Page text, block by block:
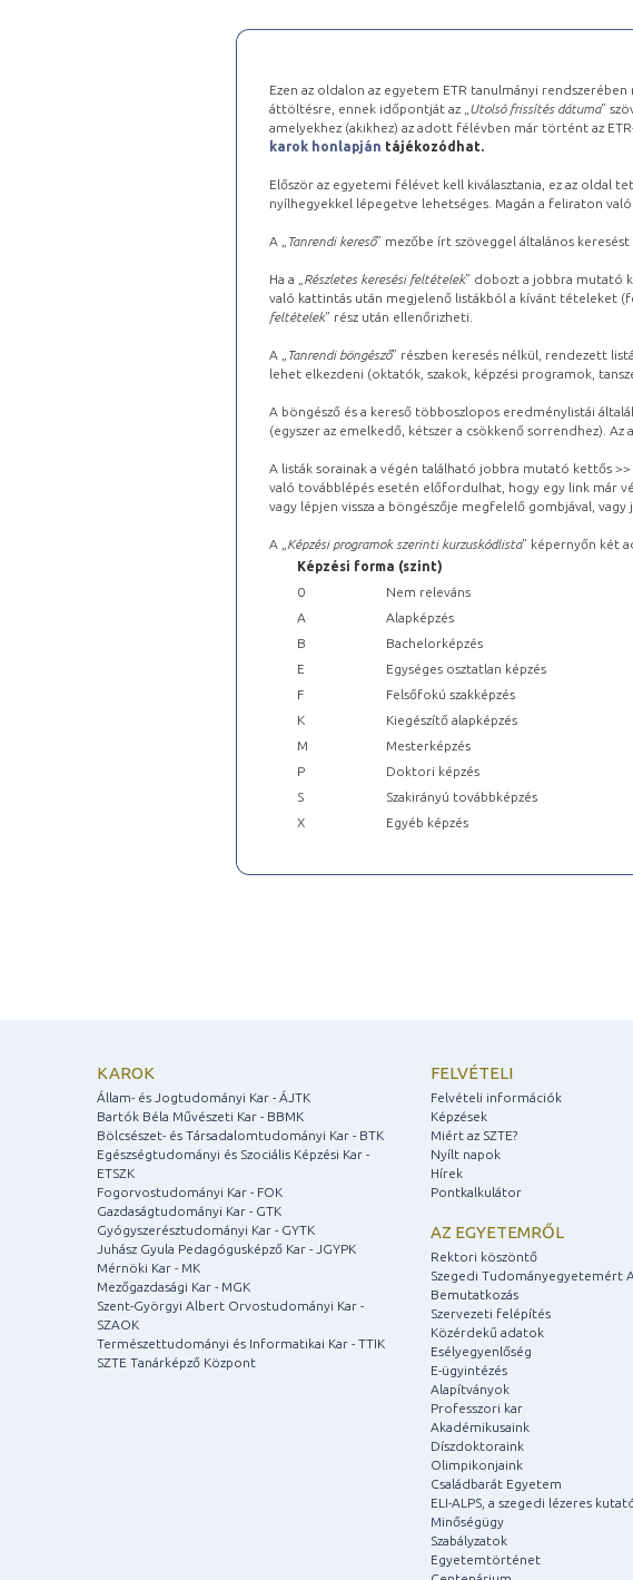
Ezen az oldalon az egyetem ETR tanulmányi
áttöltésre, ennek időpontját az „ Utolsó frissítés dátuma”
amelyekhez (akikhez) az adott félévben már történt az
karok honlapján tájékozódhat.
Először az egyetemi félévet kell kiválasztania, ez az oldal
nyílhegyekkel lépegetve lehetséges. Magán a feliraton
A „ Tanrendi kereső” mezőbe írt szöveggel általános
Ha a „ Részletes keresési feltételek” dobozt a jobbra mutató
való kattintás után megjelenő listákból a kívánt tételeket
feltételek” rész után ellenőrizheti.
A „ Tanrendi böngésző” részben keresés nélkül, rendezett
lehet elkezdeni (oktatók, szakok, képzési programok,
A böngésző és a kereső többoszlopos eredménylistái
(egyszer az emelkedő, kétszer a csökkenő sorrendhez).
A listák sorainak a végén található jobbra mutató kettős
való továbblépés esetén előfordulhat, hogy egy link már
vagy lépjen vissza a böngészője megfelelő gombjával,
A „ Képzési programok szerinti kurzuskódlista” képernyőn két
Képzési forma (szint)
0
Nem releváns
A
Alapképzés
B
Bachelorképzés
E
Egységes osztatlan képzés
F
Felsőfokú szakképzés
K
Kiegészítő alapképzés
M
Mesterképzés
P
Doktori képzés
S
Szakirányú továbbképzés
X
Egyéb képzés
KAROK
Állam- és Jogtudományi Kar - ÁJTK
Bartók Béla Művészeti Kar - BBMK
Bölcsészet- és Társadalomtudományi Kar - BTK
Egészségtudományi és Szociális Képzési Kar -
ETSZK
Fogorvostudományi Kar - FOK
Gazdaságtudományi Kar - GTK
Gyógyszerésztudományi Kar - GYTK
Juhász Gyula Pedagógusképző Kar - JGYPK
Mérnöki Kar - MK
Mezőgazdasági Kar - MGK
Szent-Györgyi Albert Orvostudományi Kar -
SZAOK
Természettudományi és Informatikai Kar - TTIK
SZTE Tanárképző Központ
FELVÉTELI
Felvételi információk
Képzések
Miért az SZTE?
Nyílt napok
Hírek
Pontkalkulátor
AZ EGYETEMRŐL
Rektori köszöntő
Szegedi Tudományegyetemért
Bemutatkozás
Szervezeti felépítés
Közérdekű adatok
Esélyegyenlőség
E-ügyintézés
Alapítványok
Professzori kar
Akadémikusaink
Díszdoktoraink
Olimpikonjaink
Családbarát Egyetem
ELI-ALPS, a szegedi lézeres
Minőségügy
Szabályzatok
Egyetemtörténet